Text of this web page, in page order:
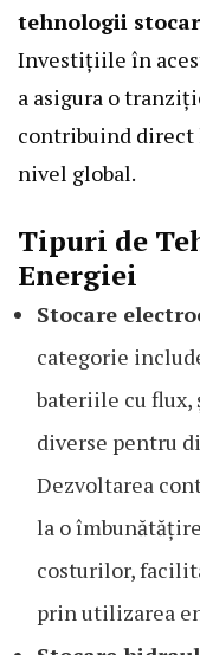
tehnologii
Investițiile în
a asigura o
contribuind direct
nivel global.
Tipuri de
Energiei
Stocare
categorie
bateriile cu
diverse pentru
Dezvoltarea
la o
costurilor,
prin utilizarea